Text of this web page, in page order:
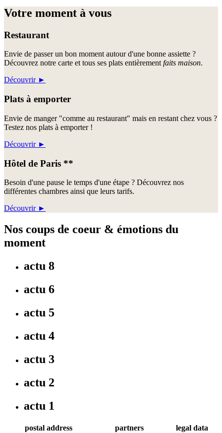
Votre moment à vous
Restaurant
Envie de passer un bon moment autour d'une bonne assiette ?
Découvrez notre carte et tous ses plats entièrement faits maison.
Découvrir►
Plats à emporter
Envie de manger "comme au restaurant" mais en restant chez vous ?
Testez nos plats à emporter !
Découvrir►
Hôtel de Paris **
Besoin d'une pause le temps d'une étape ? Découvrez nos
différentes chambres ainsi que leurs tarifs.
Découvrir►
Nos coups de coeur & émotions du
moment
actu 8
actu 6
actu 5
actu 4
actu 3
actu 2
actu 1
postal address partners legal data